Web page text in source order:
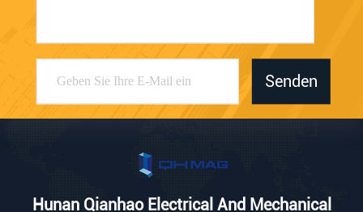
Senden
Hunan Qianhao Electrical And Mechanical